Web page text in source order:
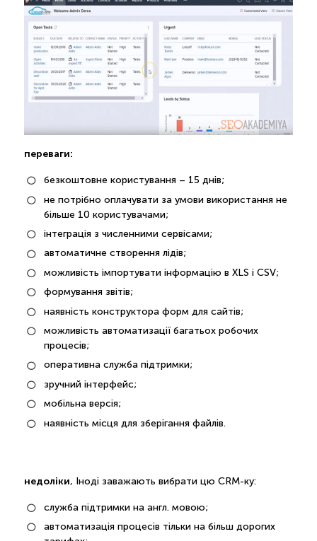
переваги:
безкоштовне користування – 15 днів;
не потрібно оплачувати за умови використання не
більше 10 користувачами;
інтеграція з численними сервісами;
автоматичне створення лідів;
можливість імпортувати інформацію в XLS і CSV;
формування звітів;
наявність конструктора форм для сайтів;
можливість автоматизації багатьох робочих
процесів;
оперативна служба підтримки;
зручний інтерфейс;
мобільна версія;
наявність місця для зберігання файлів.
недоліки, Іноді заважають вибрати цю CRM-ку:
служба підтримки на англ. мовою;
автоматизація процесів тільки на більш дорогих